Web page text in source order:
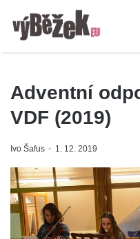
Adventní
VDF (2019)
Ivo Šafus 1. 12. 2019